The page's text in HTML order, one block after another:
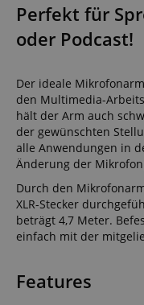
Perfekt für
oder Podcast!
Der ideale
den Multimedia-
hält der Arm auch
der gewünschten
alle Anwendungen in
Änderung der
Durch den
XLR-Stecker
beträgt 4,7 Meter.
einfach mit der
Features